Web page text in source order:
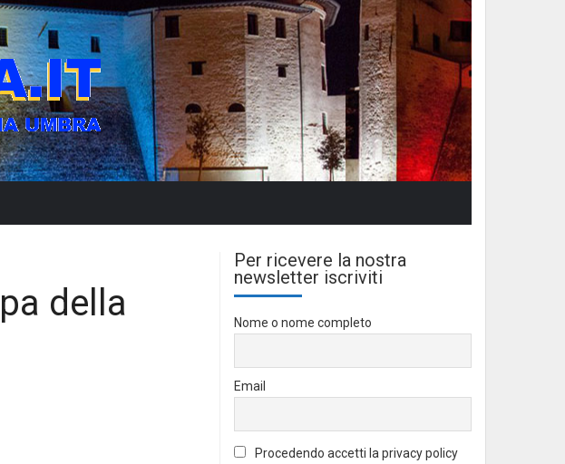
della
Per ricevere la nostra
newsletter iscriviti
Nome o nome completo
Email
Procedendo accetti la privacy policy